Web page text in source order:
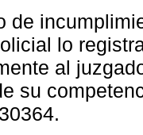
de
lo
al
su